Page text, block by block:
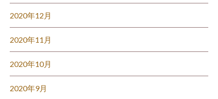
2020年12月
2020年11月
2020年10月
2020年9月